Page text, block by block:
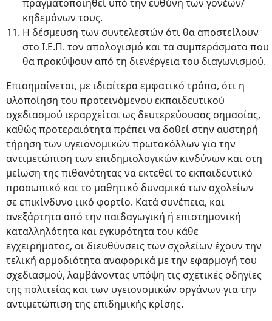
πραγματοποιηθεί υπό την ευθύνη των γονέων/
κηδεμόνων τους.
Η δέσμευση των συντελεστών ότι θα αποστείλουν
στο Ι.Ε.Π. τον απολογισμό και τα συμπεράσματα που
θα προκύψουν από τη διενέργεια του διαγωνισμού.
Επισημαίνεται, με ιδιαίτερα εμφατικό τρόπο, ότι η
υλοποίηση του προτεινόμενου εκπαιδευτικού
σχεδιασμού ιεραρχείται ως δευτερεύουσας σημασίας,
καθώς προτεραιότητα πρέπει να δοθεί στην αυστηρή
τήρηση των υγειονομικών πρωτοκόλλων για την
αντιμετώπιση των επιδημιολογικών κινδύνων και στη
μείωση της πιθανότητας να εκτεθεί το εκπαιδευτικό
προσωπικό και το μαθητικό δυναμικό των σχολείων
σε επικίνδυνο ιικό φορτίο. Κατά συνέπεια, και
ανεξάρτητα από την παιδαγωγική ή επιστημονική
καταλληλότητα και εγκυρότητα του κάθε
εγχειρήματος, οι διευθύνσεις των σχολείων έχουν την
τελική αρμοδιότητα αναφορικά με την εφαρμογή του
σχεδιασμού, λαμβάνοντας υπόψη τις σχετικές οδηγίες
της πολιτείας και των υγειονομικών οργάνων για την
αντιμετώπιση της επιδημικής κρίσης.